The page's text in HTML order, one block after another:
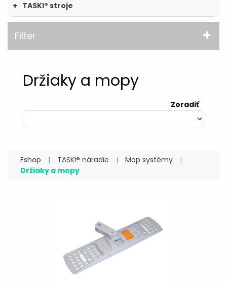
TASKI® stroje
Filter
Držiaky a mopy
Zoradiť
Eshop | TASKI® náradie | Mop systémy
|
Držiaky a mopy